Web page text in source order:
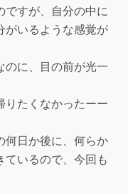
ですが、自分の中に
がいるような感覚が
のに、目の前が光一
りたくなかったーー
何日か後に、何らか
ているので、今回も